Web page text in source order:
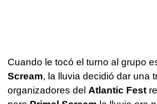
Cuando le tocó el turno al grupo
Scream, la lluvia decidió dar una
organizadores del Atlantic Fest